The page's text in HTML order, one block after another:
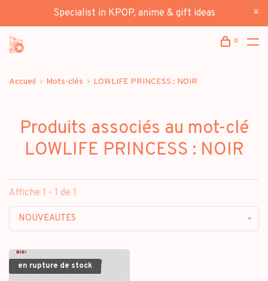
Specialist in KPOP, anime & gift ideas
0
Accueil Mots-clés LOWLIFE PRINCESS : NOIR
Produits associés au mot-clé
LOWLIFE PRINCESS : NOIR
Affiche 1 - 1 de 1
NOUVEAUTES
en rupture de stock